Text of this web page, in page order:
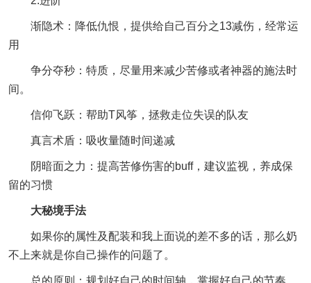
渐隐术：降低仇恨，提供给自己百分之13减伤，经常运
用
争分夺秒：特质，尽量用来减少苦修或者神器的施法时
间。
信仰飞跃：帮助T风筝，拯救走位失误的队友
真言术盾：吸收量随时间递减
阴暗面之力：提高苦修伤害的buff，建议监视，养成保
留的习惯
大秘境手法
如果你的属性及配装和我上面说的差不多的话，那么奶
不上来就是你自己操作的问题了。
总的原则：规划好自己的时间轴，掌握好自己的节奏